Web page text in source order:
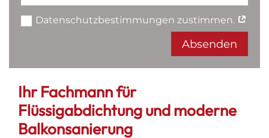
Datenschutzbestimmungen zustimmen.
Absenden
Ihr Fachmann für
Flüssigabdichtung und moderne
Balkonsanierung